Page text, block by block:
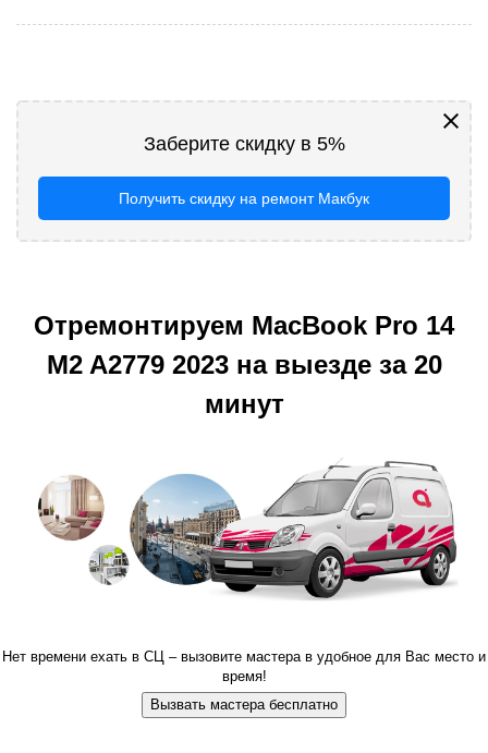
Заберите скидку в 5%
Получить скидку на ремонт Макбук
Отремонтируем MacBook Pro 14
M2 A2779 2023 на выезде за 20
минут
Нет времени ехать в СЦ – вызовите мастера в удобное для Вас место и
время!
Вызвать мастера бесплатно